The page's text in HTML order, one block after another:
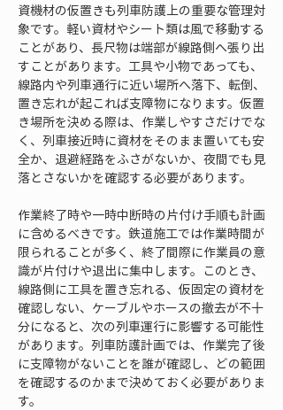
資機材の仮置きも列車防護上の重要な管理対
象です。軽い資材やシート類は風で移動する
ことがあり、長尺物は端部が線路側へ張り出
すことがあります。工具や小物であっても、
線路内や列車通行に近い場所へ落下、転倒、
置き忘れが起これば支障物になります。仮置
き場所を決める際は、作業しやすさだけでな
く、列車接近時に資材をそのまま置いても安
全か、退避経路をふさがないか、夜間でも見
落とさないかを確認する必要があります。
作業終了時や一時中断時の片付け手順も計画
に含めるべきです。鉄道施工では作業時間が
限られることが多く、終了間際に作業員の意
識が片付けや退出に集中します。このとき、
線路側に工具を置き忘れる、仮固定の資材を
確認しない、ケーブルやホースの撤去が不十
分になると、次の列車運行に影響する可能性
があります。列車防護計画では、作業完了後
に支障物がないことを誰が確認し、どの範囲
を確認するのかまで決めておく必要がありま
す。